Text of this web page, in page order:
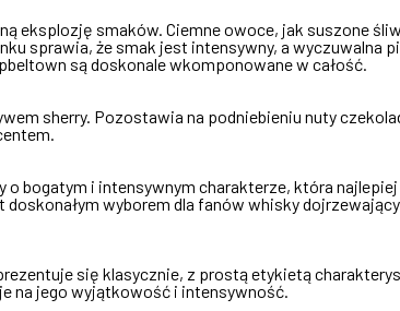
eksplozję smaków. Ciemne owoce, jak suszone
sprawia, że smak jest intensywny, a wyczuwalna
są doskonale wkomponowane w całość.
sherry. Pozostawia na podniebieniu nuty
o bogatym i intensywnym charakterze, która
wyborem dla fanów whisky
się klasycznie, z prostą etykietą
na jego wyjątkowość i intensywność.